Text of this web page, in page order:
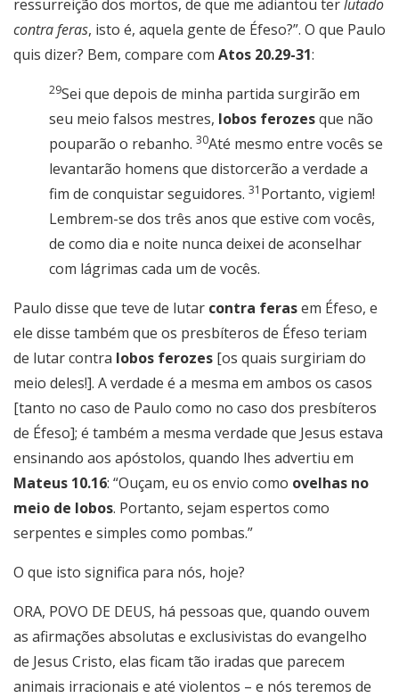
ressurreição dos mortos, de que me adiantou terlutado
contra feras, isto é, aquela gente de Éfeso?”. O que Paulo
quis dizer? Bem, compare com Atos 20.29-31:
29Sei que depois de minha partida surgirão em
seu meio falsos mestres, lobos ferozesque não
pouparão o rebanho. 30Até mesmo entre vocês se
levantarão homens que distorcerão a verdade a
fim de conquistar seguidores. 31 Portanto, vigiem!
Lembrem-se dos três anos que estive com vocês,
de como dia e noite nunca deixei de aconselhar
com lágrimas cada um de vocês.
Paulo disse que teve de lutar contra ferasem Éfeso, e
ele disse também que os presbíteros de Éfeso teriam
de lutar contra lobos ferozes [os quais surgiriam do
meio deles!]. A verdade é a mesma em ambos os casos
[tanto no caso de Paulo como no caso dos presbíteros
de Éfeso]; é também a mesma verdade que Jesus estava
ensinando aos apóstolos, quando lhes advertiu em
Mateus 10.16: “Ouçam, eu os envio como ovelhas no
meio de lobos. Portanto, sejam espertos como
serpentes e simples como pombas.”
O que isto significa para nós, hoje?
ORA, POVO DE DEUS, há pessoas que, quando ouvem
as afirmações absolutas e exclusivistas do evangelho
de Jesus Cristo, elas ficam tão iradas que parecem
animais irracionais e até violentos – e nós teremos de